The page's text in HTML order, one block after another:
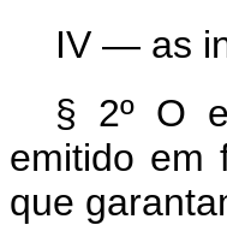
IV — as
§ 2º O
emitido em
que